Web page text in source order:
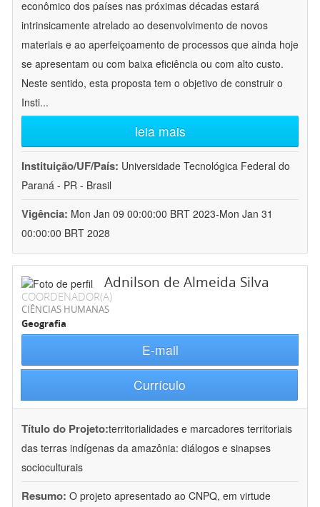
econômico dos países nas próximas décadas estará
intrinsicamente atrelado ao desenvolvimento de novos
materiais e ao aperfeiçoamento de processos que ainda hoje
se apresentam ou com baixa eficiência ou com alto custo.
Neste sentido, esta proposta tem o objetivo de construir o
Insti...
leia mais
Instituição/UF/País: Universidade Tecnológica Federal do
Paraná - PR - Brasil
Vigência: Mon Jan 09 00:00:00 BRT 2023-Mon Jan 31
00:00:00 BRT 2028
Adnilson de Almeida Silva
COORDENADOR(A)
CIÊNCIAS HUMANAS
Geografia
E-mail
Currículo
Título do Projeto:territorialidades e marcadores territoriais
das terras indígenas da amazônia: diálogos e sinapses
socioculturais
Resumo: O projeto apresentado ao CNPQ, em virtude